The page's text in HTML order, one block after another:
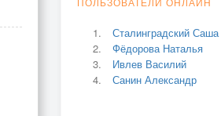
Сталинградский Саша
Фёдорова Наталья
Ивлев Василий
Санин Александр